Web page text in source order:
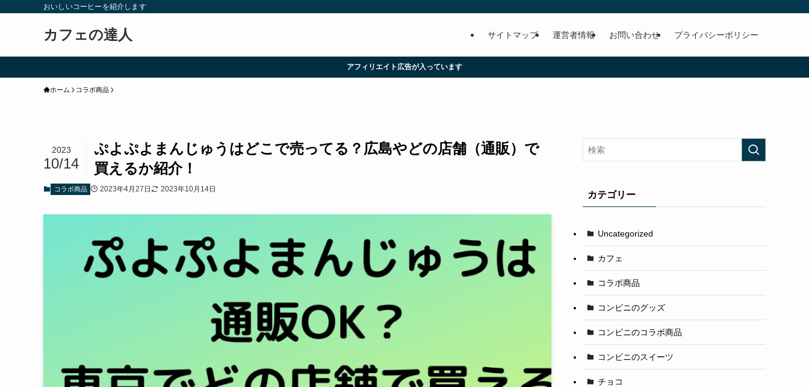
おいしいコーヒーを紹介します
カフェの達人 サイトマップ 運営者情報 お問い合わせ プライバシーポリシー
アフィリエイト広告が入っています
ホーム コラボ商品
ぷよぷよまんじゅうはどこで売ってる？広島やどの店舗（通販）で
買えるか紹介！
2023
10/14
コラボ商品 2023年4月27日 2023年10月14日
カテゴリー
Uncategorized
カフェ
コラボ商品
コンビニのグッズ
コンビニのコラボ商品
コンビニのスイーツ
チョコ